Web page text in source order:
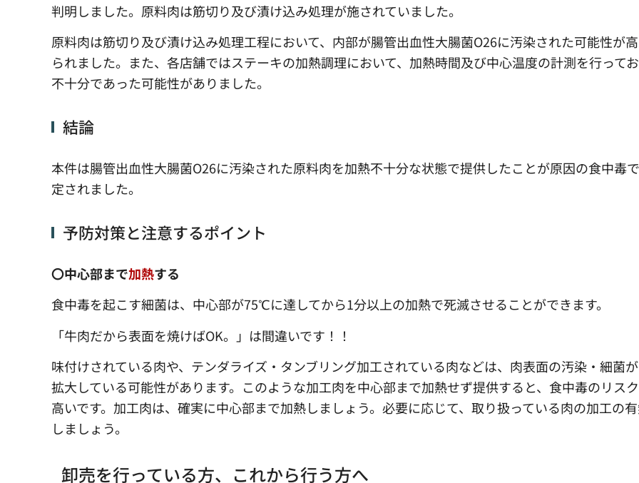
判明しました。原料肉は筋切り及び漬け込み処理が施されていました。
原料肉は筋切り及び漬け込み処理工程において、内部が腸管出血性大腸菌O26に汚染された可能性が
られました。また、各店舗ではステーキの加熱調理において、加熱時間及び中心温度の計測を行って
不十分であった可能性がありました。
結論
本件は腸管出血性大腸菌O26に汚染された原料肉を加熱不十分な状態で提供したことが原因の食中毒
定されました。
予防対策と注意するポイント
〇中心部まで加熱する
食中毒を起こす細菌は、中心部が75℃に達してから1分以上の加熱で死滅させることができます。
「牛肉だから表面を焼けばOK。」は間違いです！！
味付けされている肉や、テンダライズ・タンブリング加工されている肉などは、肉表面の汚染・細菌
拡大している可能性があります。このような加工肉を中心部まで加熱せず提供すると、食中毒のリス
高いです。加工肉は、確実に中心部まで加熱しましょう。必要に応じて、取り扱っている肉の加工の
しましょう。
卸売を行っている方、これから行う方へ